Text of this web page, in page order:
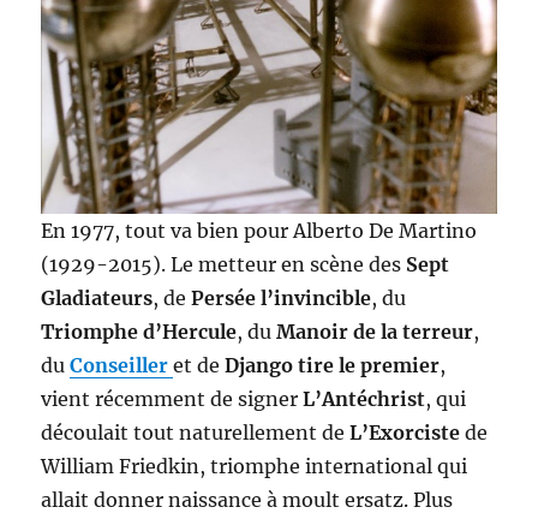
En 1977, tout va bien pour Alberto De Martino
(1929-2015). Le metteur en scène des Sept
Gladiateurs, dePersée l’invincible, du
Triomphe d’Hercule, duManoir de la terreur,
duConseiller et deDjango tire le premier,
vient récemment de signerL’Antéchrist, qui
découlait tout naturellement deL’Exorciste de
William Friedkin, triomphe international qui
allait donner naissance à moult ersatz. Plus